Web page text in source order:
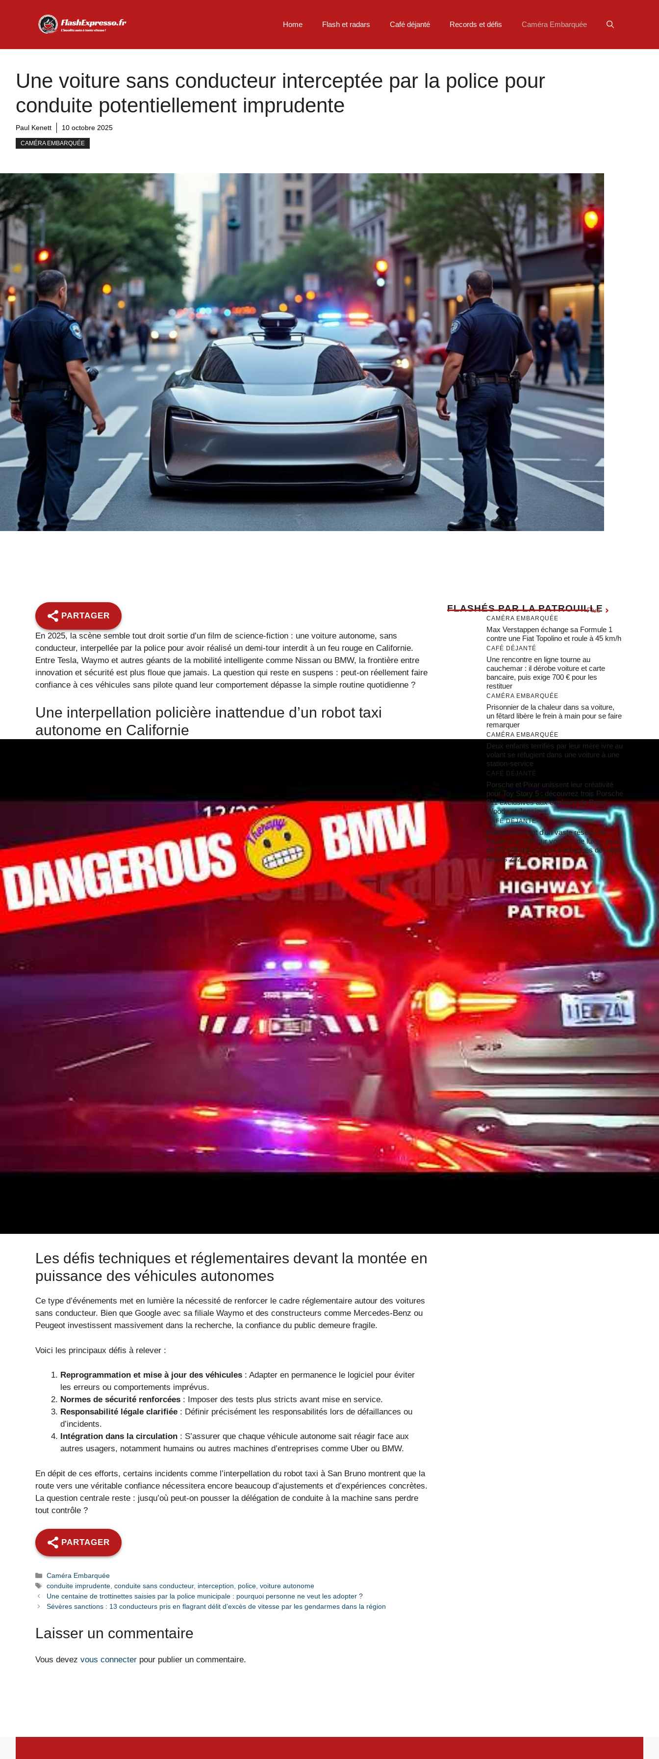
Home Flash et radars Café déjanté Records et défis Caméra Embarquée
Une voiture sans conducteur interceptée par la police pour
conduite potentiellement imprudente
Paul Kenett 10 octobre 2025
CAMÉRA EMBARQUÉE
PARTAGER
En 2025, la scène semble tout droit sortie d’un film de science-fiction : une voiture autonome, sans
conducteur, interpellée par la police pour avoir réalisé un demi-tour interdit à un feu rouge en Californie.
Entre Tesla, Waymo et autres géants de la mobilité intelligente comme Nissan ou BMW, la frontière entre
innovation et sécurité est plus floue que jamais. La question qui reste en suspens : peut-on réellement faire
confiance à ces véhicules sans pilote quand leur comportement dépasse la simple routine quotidienne ?
Une interpellation policière inattendue d’un robot taxi
autonome en Californie
bord.
Le véhicule s’est engagé dans un demi-tour illégal, puis a stoppé sa course quelques mètres plus loin, se
garant sur le bas-côté, dans cette ville où les Tesla, Peugeot, et Mercedes-Benz commencent à faire partie
du paysage urbain quotidien. La surprise ? L’absence totale de conducteur ou de passager. La police va
vite comprendre qu’elle doit gérer une infraction inédite : contrôler la conformité d’un véhicule sans pilote.
Malheureusement, le protocole habituel ne fonctionnait pas. Impossible pour la police de verbaliser ou de
dresser un PV, car la réglementation n’avait pas été anticipée pour ces véhicules. La police a alors
contacté Waymo pour signaler le problème, espérant que le véhicule sera reprogrammé afin d’éviter de
futurs déplacements totalement imprévus ou illégaux. Ce genre d’incident, déjà évoqué lors de
précédentes collaborations avec Renault ou Audi, pose la question de la responsabilité lorsque la machine
Les enjeux, risques et écueils liés à la conduite autonome
sans intervention humaine
Ce n’est pas la première fois qu’une voiture autonome cause une levée de sourcils. En 2024, on avait déjà
parlé des bugs techniques ou des passagers coincés dans des véhicules de Pompei à Berlin, tout comme
des klaxons intempestifs qui provoquaient des embouteillages sur l’autoroute. La conduite sans conducteur
soulève inévitablement des questions de sécurité et de légalité, notamment lors d’incidents comme celui
de Californie.
Voici quelques enjeux majeurs liés à cette nouvelle dépendance technologique :
Responsabilité juridique
: Qui est responsable si le véhicule cause un accident ? La société
d’automatisation, le constructeur commeTesla
ou le fabricant du logiciel ?
: Peut-on faire confiance à une machine pour respecter toutes les règles, même
dans les situations imprévues ?
Adaptation réglementaire: La législation suit-elle le rythme effréné de la technologie ?
Les défis techniques et réglementaires devant la montée en
puissance des véhicules autonomes
Ce type d’événements met en lumière la nécessité de renforcer le cadre réglementaire autour des voitures
sans conducteur. Bien que Google avec sa filiale Waymo et des constructeurs comme Mercedes-Benz ou
Peugeot investissent massivement dans la recherche, la confiance du public demeure fragile.
Voici les principaux défis à relever :
Reprogrammation et mise à jour des véhicules : Adapter en permanence le logiciel pour éviter
les erreurs ou comportements imprévus.
Normes de sécurité renforcées : Imposer des tests plus stricts avant mise en service.
Responsabilité légale clarifiée : Définir précisément les responsabilités lors de défaillances ou
d’incidents.
Intégration dans la circulation : S’assurer que chaque véhicule autonome sait réagir face aux
autres usagers, notamment humains ou autres machines d’entreprises comme Uber ou BMW.
En dépit de ces efforts, certains incidents comme l’interpellation du robot taxi à San Bruno montrent que la
route vers une véritable confiance nécessitera encore beaucoup d’ajustements et d’expériences concrètes.
La question centrale reste : jusqu’où peut-on pousser la délégation de conduite à la machine sans perdre
tout contrôle ?
PARTAGER
Catégories
Caméra Embarquée
Étiquettes
conduite imprudente,conduite sans conducteur, interception, police,voiture autonome
Une centaine de trottinettes saisies par la police municipale : pourquoi personne ne veut les adopter ?
Sévères sanctions : 13 conducteurs pris en flagrant délit d’excès de vitesse par les gendarmes dans la région
Laisser un commentaire
Vous devez vous connecter pour publier un commentaire.
FLASHÉS PAR LA PATROUILLE
Plus
CAMÉRA EMBARQUÉE
Max Verstappen échange sa Formule 1
contre une Fiat Topolino et roule à 45 km/h
CAFÉ DÉJANTÉ
Une rencontre en ligne tourne au
cauchemar : il dérobe voiture et carte
bancaire, puis exige 700 € pour les
restituer
CAMÉRA EMBARQUÉE
Prisonnier de la chaleur dans sa voiture,
un fêtard libère le frein à main pour se faire
remarquer
CAMÉRA EMBARQUÉE
Deux enfants terrifiés par leur mère ivre au
volant se réfugient dans une voiture à une
station-service
CAFÉ DÉJANTÉ
Porsche et Pixar unissent leur créativité
pour Toy Story 5 : découvrez trois Porsche
911 exclusives aux couleurs de Buzz,
Woody et Jessie
CAFÉ DÉJANTÉ
Démantèlement d’un vaste réseau de
fraude à la TVA sur voitures de luxe : plus
de 15 millions d’euros d’arnaques dévoilés
depuis 2022